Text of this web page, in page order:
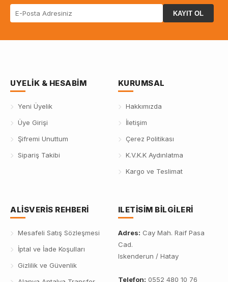
KAYIT OL
UYELIK & HESABIM
Yeni Üyelik
Üye Girişi
Şifremi Unuttum
Sipariş Takibi
KURUMSAL
Hakkımızda
İletişim
Çerez Politikası
K.V.K.K Aydınlatma
Kargo ve Teslimat
ALISVERIS REHBERI
Mesafeli Satış Sözleşmesi
İptal ve İade Koşulları
Gizlilik ve Güvenlik
ILETISIM BILGILERI
Adres: Cay Mah. Raif Pasa
Cad.
Iskenderun / Hatay
Telefon: 0552 480 10 76